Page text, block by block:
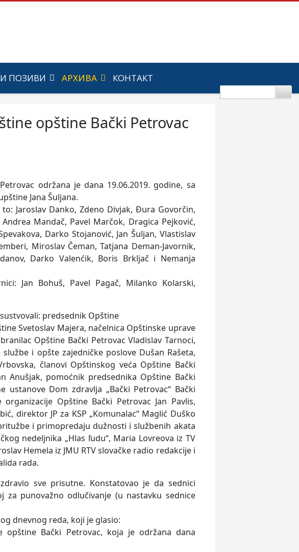
ПОЗИВИ АРХИВА КОНТАКТ
opštine Bački Petrovac
održana je dana 19.06.2019. godine, sa
Jana Šulјana.
Jaroslav Danko, Zdeno Divjak, Đura Govorčin,
Mandač, Pavel Marčok, Dragica Pejković,
Darko Stojanović, Jan Šulјan, Vlastislav
Miroslav Čeman, Tatjana Deman-Javornik,
Darko Valenćik, Boris Brklјač i Nemanja
Jan Bohuš, Pavel Pagač, Milanko Kolarski,
predsednik Opštine
Svetoslav Majera, načelnica Opštinske uprave
Opštine Bački Petrovac Vladislav Tarnoci,
i opšte zajedničke poslove Dušan Rašeta,
članovi Opštinskog veća Opštine Bački
Anušjak, pomoćnik predsednika Opštine Bački
Dom zdravlјa „Bački Petrovac“ Bački
Opštine Bački Petrovac Jan Pavlis,
direktor JP za KSP „Komunalac“ Maglić Duško
i primopredaju dužnosti i službenih akata
nedelјnika „Hlas ľudu“, Maria Lovreova iz TV
Hemela iz JMU RTV slovačke radio redakcije i
rada.
sve prisutne. Konstatovao je da sednici
punovažno odlučivanje (u nastavku sednice
dnevnog reda, koji je glasio:
opštine Bački Petrovac, koja je održana dana